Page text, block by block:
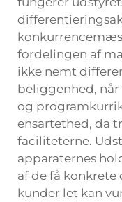
fordelingen af
ikke nemt
beliggenhed,
og
ensartethed, da
faciliteterne.
apparaternes
af de få
kunder let kan